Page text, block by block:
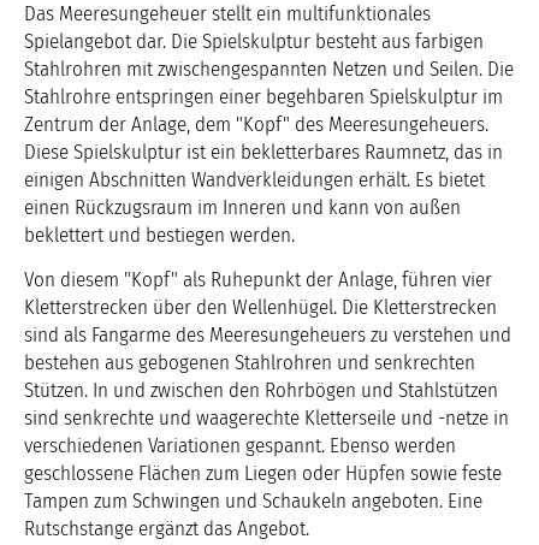
Das Meeresungeheuer stellt ein multifunktionales
Spielangebot dar. Die Spielskulptur besteht aus farbigen
Stahlrohren mit zwischengespannten Netzen und Seilen. Die
Stahlrohre entspringen einer begehbaren Spielskulptur im
Zentrum der Anlage, dem "Kopf" des Meeresungeheuers.
Diese Spielskulptur ist ein bekletterbares Raumnetz, das in
einigen Abschnitten Wandverkleidungen erhält. Es bietet
einen Rückzugsraum im Inneren und kann von außen
beklettert und bestiegen werden.
Von diesem "Kopf" als Ruhepunkt der Anlage, führen vier
Kletterstrecken über den Wellenhügel. Die Kletterstrecken
sind als Fangarme des Meeresungeheuers zu verstehen und
bestehen aus gebogenen Stahlrohren und senkrechten
Stützen. In und zwischen den Rohrbögen und Stahlstützen
sind senkrechte und waagerechte Kletterseile und -netze in
verschiedenen Variationen gespannt. Ebenso werden
geschlossene Flächen zum Liegen oder Hüpfen sowie feste
Tampen zum Schwingen und Schaukeln angeboten. Eine
Rutschstange ergänzt das Angebot.